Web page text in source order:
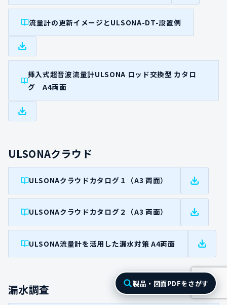
流量計の更新イメージとULSONA-DT-設置例
挿入式超音波流量計ULSONA ロッド交換型 カタロ
グ A4両面
ULSONAクラウド
ULSONAクラウドカタログ１（A3 両面）
ULSONAクラウドカタログ２（A3 両面）
ULSONA流量計を活用した漏水対策 A4両面
漏水調査 製品・図面PDFをさがす